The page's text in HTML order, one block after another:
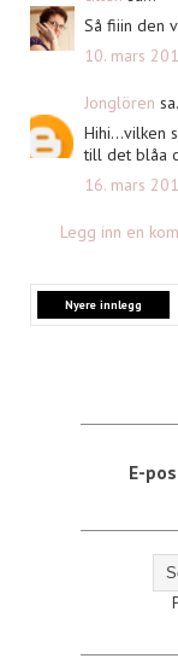
Så fiiin den
10. mars
Jonglören
Hihi...vilken
till det blåa
16. mars
Legg inn en
Nyere innlegg
E-